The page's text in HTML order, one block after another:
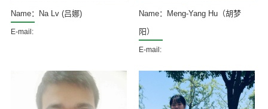
Name：Na Lv (吕娜)
E-mail:
Name：Meng-Yang Hu（胡梦
阳）
E-mail: